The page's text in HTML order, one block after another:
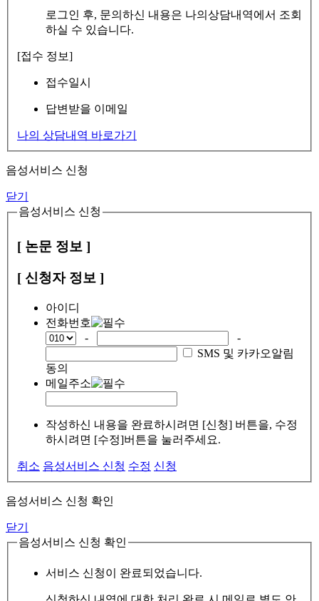
로그인 후, 문의하신 내용은 나의상담내역에서 조회
하실 수 있습니다.
[접수 정보]
접수일시
답변받을 이메일
나의 상담내역 바로가기
음성서비스 신청
닫기
음성서비스 신청
[ 논문 정보 ]
[ 신청자 정보 ]
아이디
전화번호
-
-
SMS 및 카카오알림
동의
메일주소
작성하신 내용을 완료하시려면 [신청] 버튼을, 수정
하시려면 [수정]버튼을 눌러주세요.
취소 음성서비스 신청 수정 신청
음성서비스 신청 확인
닫기
음성서비스 신청 확인
서비스 신청이 완료되었습니다.